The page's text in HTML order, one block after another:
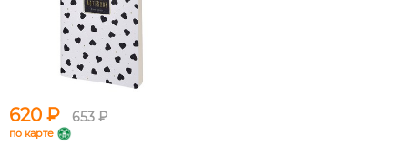
620 ₽ 653 ₽
по карте